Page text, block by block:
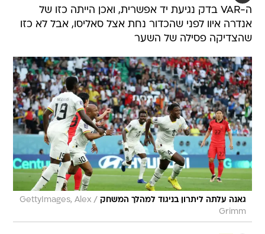
ה-VAR בדק נגיעת יד אפשרית, ואכן הייתה כזו של
אנדרה איוו לפני שהכדור נחת אצל סאליסו, אבל לא כזו
שהצדיקה פסילה של השער
גאנה עלתה ליתרון בניגוד למהלך המשחק /
GettyImages, Alex
Grimm